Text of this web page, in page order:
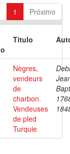
1 Próximo
Título
Nègres,
vendeurs
de
charbon.
Vendeuses
de pled
Turquie